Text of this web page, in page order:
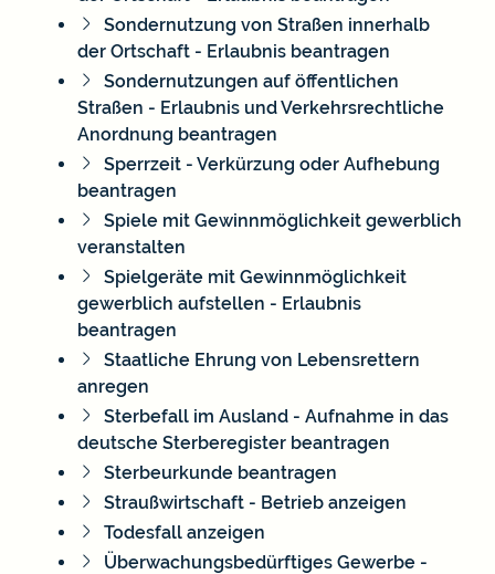
Sondernutzung von Straßen innerhalb
der Ortschaft - Erlaubnis beantragen
Sondernutzungen auf öffentlichen
Straßen - Erlaubnis und Verkehrsrechtliche
Anordnung beantragen
Sperrzeit - Verkürzung oder Aufhebung
beantragen
Spiele mit Gewinnmöglichkeit gewerblich
veranstalten
Spielgeräte mit Gewinnmöglichkeit
gewerblich aufstellen - Erlaubnis
beantragen
Staatliche Ehrung von Lebensrettern
anregen
Sterbefall im Ausland - Aufnahme in das
deutsche Sterberegister beantragen
Sterbeurkunde beantragen
Straußwirtschaft - Betrieb anzeigen
Todesfall anzeigen
Überwachungsbedürftiges Gewerbe -